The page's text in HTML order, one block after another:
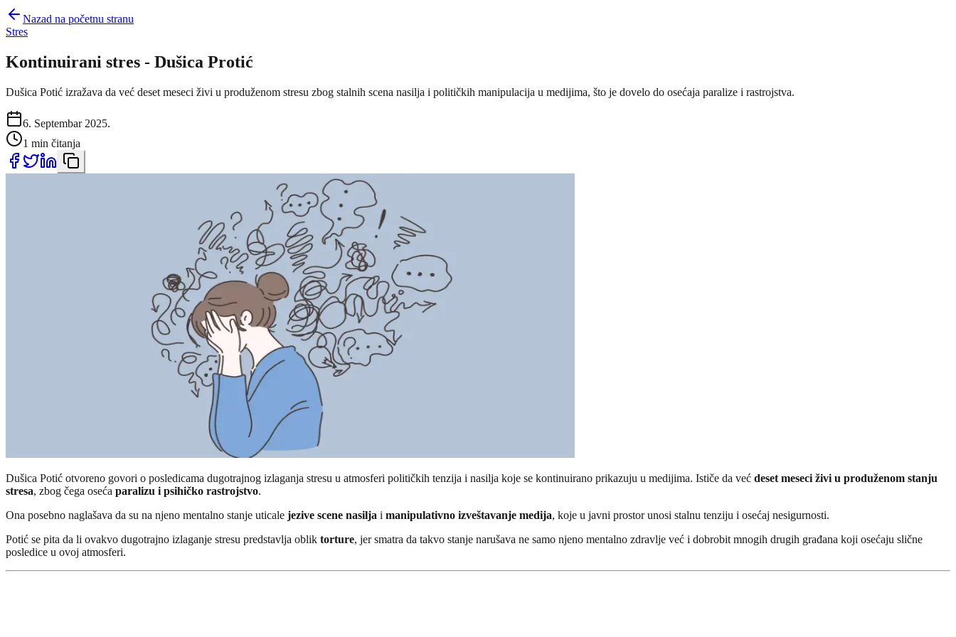
Nazad na početnu stranu
Stres
Kontinuirani stres - Dušica Protić
Dušica Potić izražava da već deset meseci živi u produženom stresu zbog stalnih scena nasilja i političkih manipulacija u medijima, što je dovelo do osećaja paralize i rastrojstva.
6. Septembar 2025.
1 min čitanja
Dušica Potić otvoreno govori o posledicama dugotrajnog izlaganja stresu u atmosferi političkih tenzija i nasilja koje se kontinuirano prikazuju u medijima. Ističe da već deset meseci živi u produženom stanju
stresa, zbog čega oseća paralizu i psihičko rastrojstvo.
Ona posebno naglašava da su na njeno mentalno stanje uticale jezive scene nasilja i manipulativno izveštavanje medija, koje u javni prostor unosi stalnu tenziju i osećaj nesigurnosti.
Potić se pita da li ovakvo dugotrajno izlaganje stresu predstavlja oblik torture, jer smatra da takvo stanje narušava ne samo njeno mentalno zdravlje već i dobrobit mnogih drugih građana koji osećaju slične
posledice u ovoj atmosferi.